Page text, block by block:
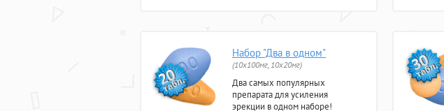
Набор "Два в одном"
(10x100мг, 10x20мг)
Два самых популярных
препарата для усиления
эрекции в одном наборе!